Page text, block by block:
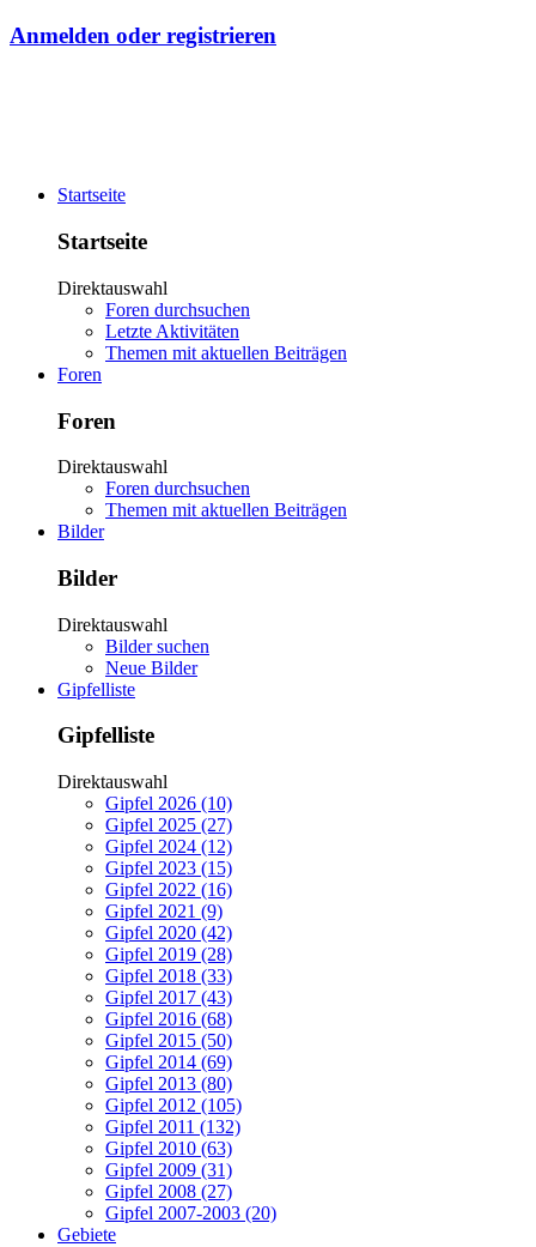
Anmelden oder registrieren
Startseite
Startseite
Direktauswahl
Foren durchsuchen
Letzte Aktivitäten
Themen mit aktuellen Beiträgen
Foren
Foren
Direktauswahl
Foren durchsuchen
Themen mit aktuellen Beiträgen
Bilder
Bilder
Direktauswahl
Bilder suchen
Neue Bilder
Gipfelliste
Gipfelliste
Direktauswahl
Gipfel 2026 (10)
Gipfel 2025 (27)
Gipfel 2024 (12)
Gipfel 2023 (15)
Gipfel 2022 (16)
Gipfel 2021 (9)
Gipfel 2020 (42)
Gipfel 2019 (28)
Gipfel 2018 (33)
Gipfel 2017 (43)
Gipfel 2016 (68)
Gipfel 2015 (50)
Gipfel 2014 (69)
Gipfel 2013 (80)
Gipfel 2012 (105)
Gipfel 2011 (132)
Gipfel 2010 (63)
Gipfel 2009 (31)
Gipfel 2008 (27)
Gipfel 2007-2003 (20)
Gebiete